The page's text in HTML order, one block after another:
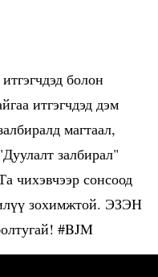
болон
итгэгчдэд дэм
магтаал,
залбирал"
чихэвчээр сонсоод
зохимжтой. ЭЗЭН
#BJM